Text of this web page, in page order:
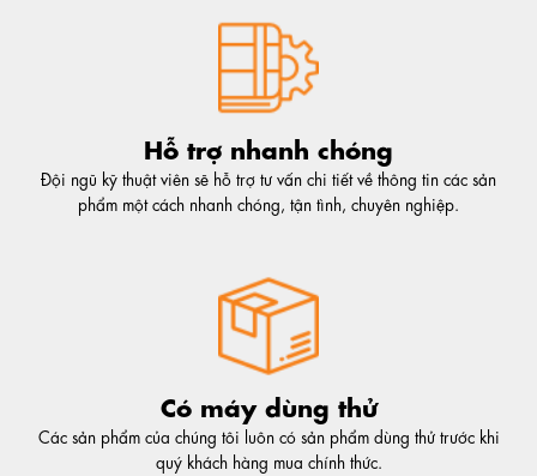
Hỗ trợ nhanh chóng
Đội ngũ kỹ thuật viên sẽ hỗ trợ tư vấn chi tiết về thông tin các sản
phẩm một cách nhanh chóng, tận tình, chuyên nghiệp.
Có máy dùng thử
Các sản phẩm của chúng tôi luôn có sản phẩm dùng thử trước khi
quý khách hàng mua chính thức.